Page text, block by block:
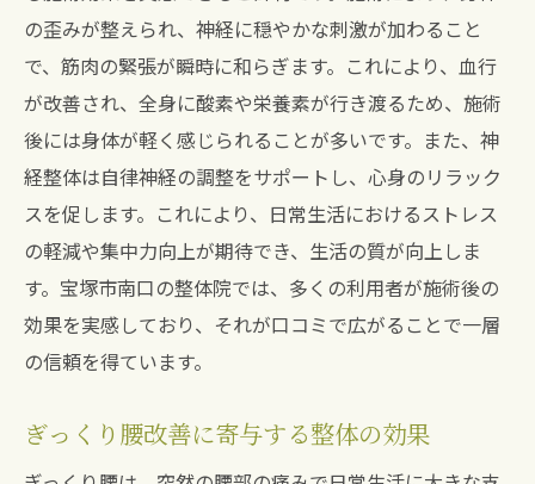
の歪みが整えられ、神経に穏やかな刺激が加わること
で、筋肉の緊張が瞬時に和らぎます。これにより、血行
が改善され、全身に酸素や栄養素が行き渡るため、施術
後には身体が軽く感じられることが多いです。また、神
経整体は自律神経の調整をサポートし、心身のリラック
スを促します。これにより、日常生活におけるストレス
の軽減や集中力向上が期待でき、生活の質が向上しま
す。宝塚市南口の整体院では、多くの利用者が施術後の
効果を実感しており、それが口コミで広がることで一層
の信頼を得ています。
ぎっくり腰改善に寄与する整体の効果